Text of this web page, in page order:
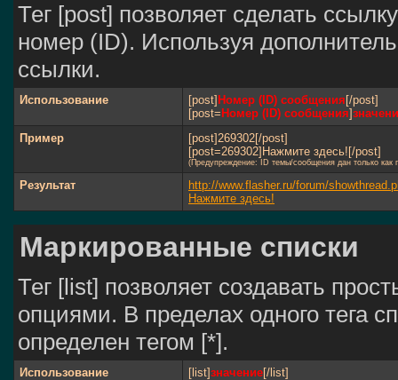
Тег [post] позволяет сделать
номер (ID). Используя
ссылки.
Использование [post] Номер (ID) сообщения [/post]
[post= Номер (ID) сообщения]
Пример
[post]269302[/post]
[post=269302]Нажмите здесь![/post]
(Предупреждение: ID темы/сообщения дан только
Результат
http://www.flasher.ru/forum/
Нажмите здесь!
Маркированные списки
Тег [list] позволяет создавать
опциями. В пределах одного тега
определен тегом [*].
Использование [list]значение[/list]